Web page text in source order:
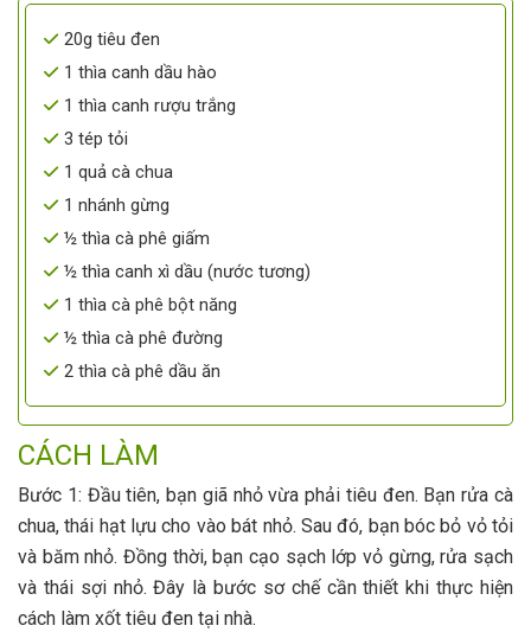
20g tiêu đen
1 thìa canh dầu hào
1 thìa canh rượu trắng
3 tép tỏi
1 quả cà chua
1 nhánh gừng
½ thìa cà phê giấm
½ thìa canh xì dầu (nước tương)
1 thìa cà phê bột năng
½ thìa cà phê đường
2 thìa cà phê dầu ăn
CÁCH LÀM
Bước 1: Đầu tiên, bạn giã nhỏ vừa phải tiêu đen. Bạn rửa cà
chua, thái hạt lựu cho vào bát nhỏ. Sau đó, bạn bóc bỏ vỏ tỏi
và băm nhỏ. Đồng thời, bạn cạo sạch lớp vỏ gừng, rửa sạch
và thái sợi nhỏ. Đây là bước sơ chế cần thiết khi thực hiện
cách làm xốt tiêu đen tại nhà.